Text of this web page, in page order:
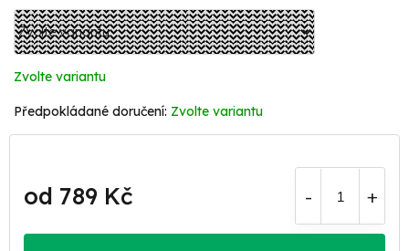
Zvolte variantu
Zvolte variantu
od 789 Kč
cena: